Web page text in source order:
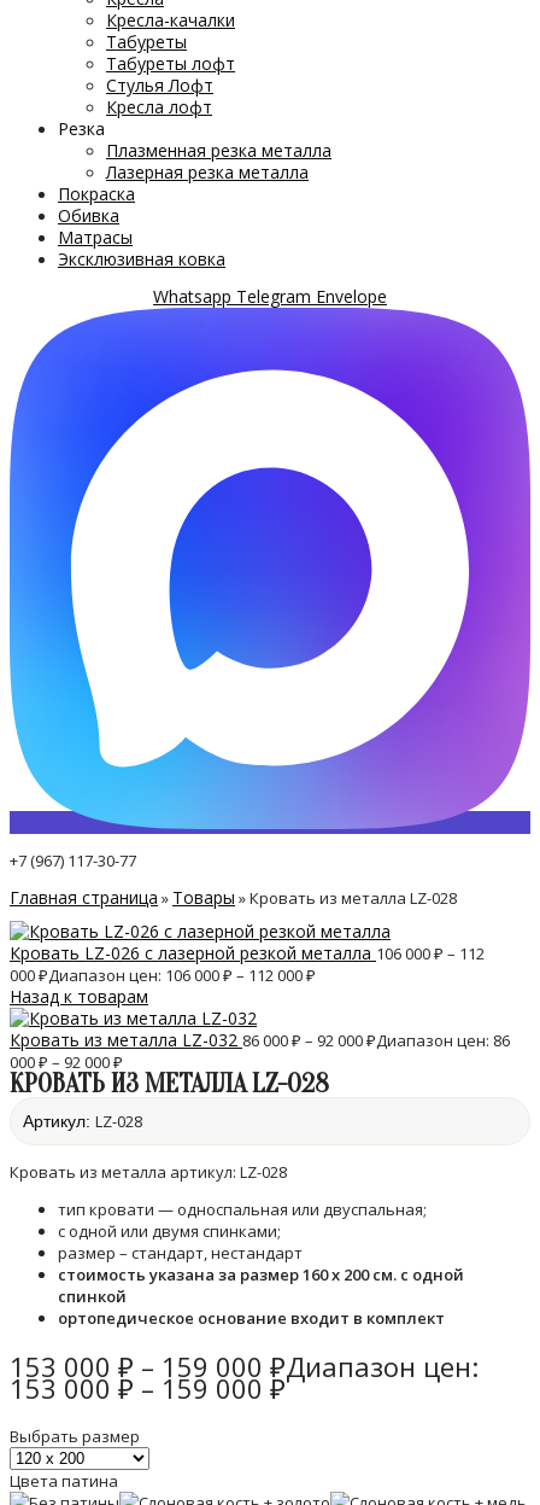
Кресла-качалки
Табуреты
Табуреты лофт
Стулья Лофт
Кресла лофт
Резка
Плазменная резка металла
Лазерная резка металла
Покраска
Обивка
Матрасы
Эксклюзивная ковка
Whatsapp Telegram Envelope
+7 (967) 117-30-77
Главная страница » Товары »Кровать из металла LZ-028
Кровать LZ-026 с лазерной резкой металла 106 000₽ – 112
000₽Диапазон цен: 106 000 ₽ – 112 000 ₽
Назад к товарам
Кровать из металла LZ-032 86 000₽ – 92 000₽Диапазон цен: 86
000 ₽ – 92 000 ₽
КРОВАТЬ ИЗ МЕТАЛЛА LZ-028
Артикул: LZ-028
Кровать из металла артикул: LZ-028
тип кровати — односпальная или двуспальная;
с одной или двумя спинками;
размер – стандарт, нестандарт
стоимость указана за размер 160 х 200 см. с одной
спинкой
ортопедическое основание входит в комплект
153 000 ₽ – 159 000 ₽Диапазон цен:
153 000 ₽ – 159 000 ₽
Выбрать размер
Цвета патина